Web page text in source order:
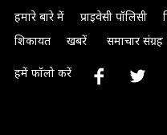
हमारे बारे में प्राइवेसी पॉलिसी
शिकायत
खबरें समाचार संग्रह
हमें फॉलो करें